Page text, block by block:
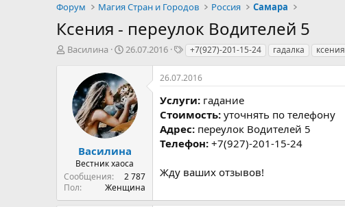
Форум Магия Стран и Городов Россия Самара
Ксения - переулок Водителей 5
А
Василина
Д
а
н
а
ч
а
л
а
26.07.2016
Т
г
и
+7(927)-201-15-24 гадалка ксения
Василина
Вестник хаоса
Сообщения
2 787
Пол
Женщина
26.07.2016
Услуги: гадание
Стоимость: уточнять по телефону
Адрес: переулок Водителей 5
Телефон: +7(927)-201-15-24
Жду ваших отзывов!